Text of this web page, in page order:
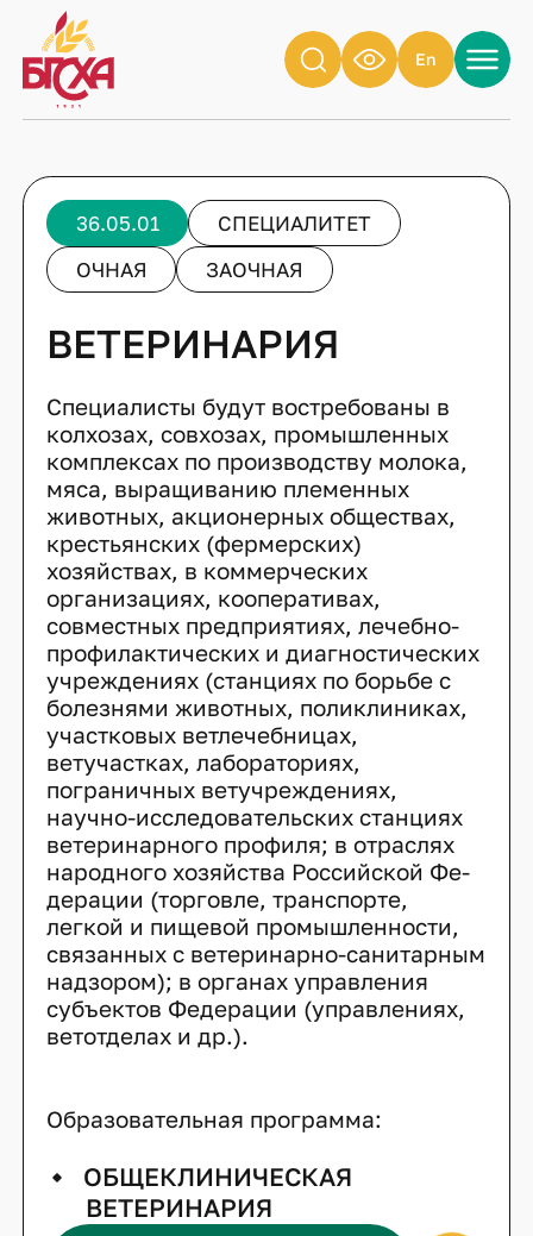
En
36.05.01
СПЕЦИАЛИТЕТ
ОЧНАЯ
ЗАОЧНАЯ
ВЕТЕРИНАРИЯ
Специалисты будут востребованы в
колхозах, совхозах, промышленных
комплексах по производству молока,
мяса, выращиванию племенных
животных, акционерных обществах,
крестьянских (фермерских)
хозяйствах, в коммерческих
организациях, кооперативах,
совместных предприятиях, лечебно-
профилактических и диагностических
учреждениях (станциях по борьбе с
болезнями животных, поликлиниках,
участковых ветлечебницах,
ветучастках, лабораториях,
пограничных ветучреждениях,
научно-исследовательских стан­циях
ветеринарного профиля; в отраслях
народного хозяйства Российской Фе­
дерации (торговле, транспорте,
легкой и пищевой промышленности,
связанных с ветеринарно-санитарным
надзором); в органах управления
субъектов Федерации (управлениях,
ветотделах и др.).
Образовательная программа:
ОБЩЕКЛИНИЧЕСКАЯ
ВЕТЕРИНАРИЯ